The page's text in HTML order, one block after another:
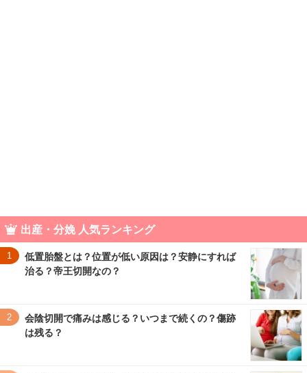
出産・分娩 人気ランキング
1
低置胎盤とは？位置が低い原因は？安静にすれば
治る？帝王切開なの？
2
会陰切開で痛みは感じる？いつまで続くの？傷跡
は残る？